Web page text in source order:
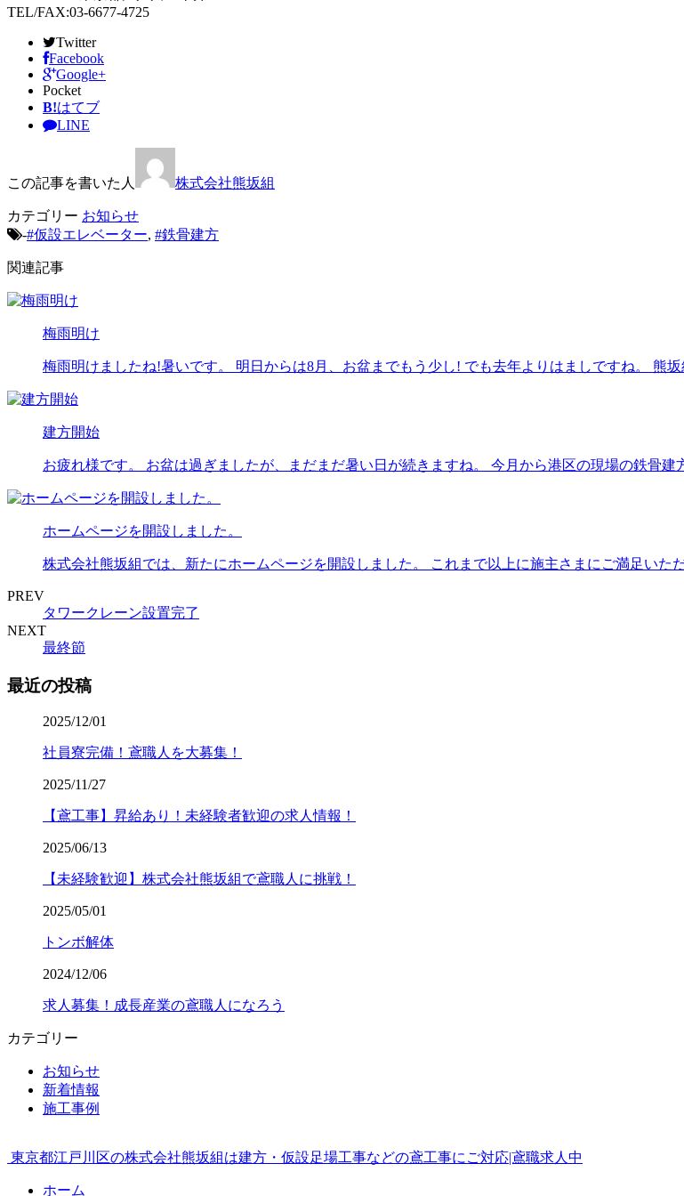
TEL/FAX:03-6677-4725
Twitter
Facebook
Google+
Pocket
B!はてブ
LINE
この記事を書いた人 株式会社熊坂組
カテゴリー お知らせ
-#仮設エレベーター, #鉄骨建方
関連記事
梅雨明け
梅雨明けましたね!暑いです。 明日からは8月、お盆までもう少し! でも去年よりはましですね。 熊
建方開始
お疲れ様です。 お盆は過ぎましたが、まだまだ暑い日が続きますね。 今月から港区の現場の鉄骨
ホームページを開設しました。
株式会社熊坂組では、新たにホームページを開設しました。 これまで以上に施主さまにご満足いた
PREV
タワークレーン設置完了
NEXT
最終節
最近の投稿
2025/12/01
社員寮完備！鳶職人を大募集！
2025/11/27
【鳶工事】昇給あり！未経験者歓迎の求人情報！
2025/06/13
【未経験歓迎】株式会社熊坂組で鳶職人に挑戦！
2025/05/01
トンボ解体
2024/12/06
求人募集！成長産業の鳶職人になろう
カテゴリー
お知らせ
新着情報
施工事例
東京都江戸川区の株式会社熊坂組は建方・仮設足場工事などの鳶工事にご対応|鳶職求人中
ホーム